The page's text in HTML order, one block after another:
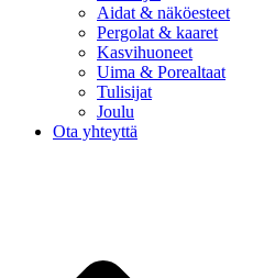
Aidat & näköesteet
Pergolat & kaaret
Kasvihuoneet
Uima & Porealtaat
Tulisijat
Joulu
Ota yhteyttä